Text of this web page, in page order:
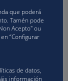
cos
(17:00
(20:00
que poderá
Tamén pode
Acepto" ou
“Configurar
de datos,
información